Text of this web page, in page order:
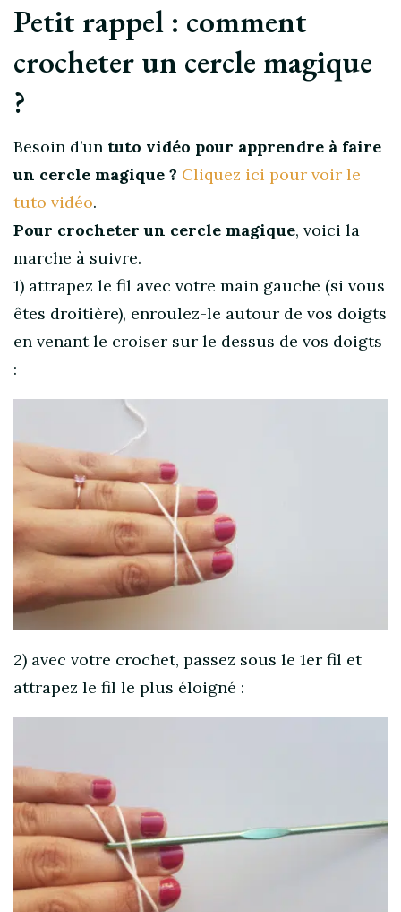
Petit rappel : comment
crocheter un cercle magique
?
Besoin d’un tuto vidéo pour apprendre à faire
un cercle magique ? Cliquez ici pour voir le
tuto vidéo.
Pour crocheter un cercle magique, voici la
marche à suivre.
1) attrapez le fil avec votre main gauche (si vous
êtes droitière), enroulez-le autour de vos doigts
en venant le croiser sur le dessus de vos doigts
:
2) avec votre crochet, passez sous le 1er fil et
attrapez le fil le plus éloigné :